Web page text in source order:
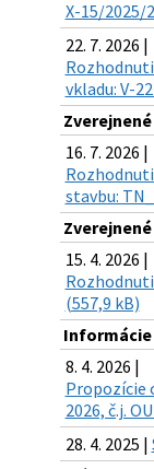
X-15/2025/
22. 7. 2026 |
vkladu: V-
16. 7. 2026 |
stavbu:
15. 4. 2026 |
(557,9 kB)
8. 4. 2026 |
Propozície
2026, č.j.
28. 4. 2025 |